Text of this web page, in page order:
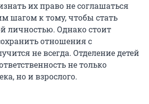
их право не соглашаться
шагом к тому, чтобы стать
личностью. Однако стоит
отношения с
не всегда. Отделение детей
не только
но и взрослого.